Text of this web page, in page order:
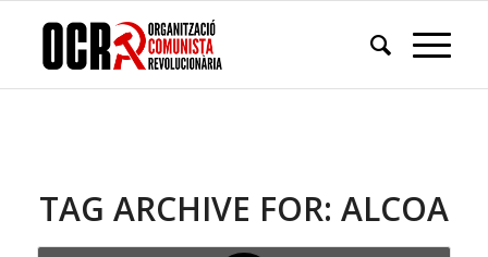
TAG ARCHIVE FOR: ALCOA